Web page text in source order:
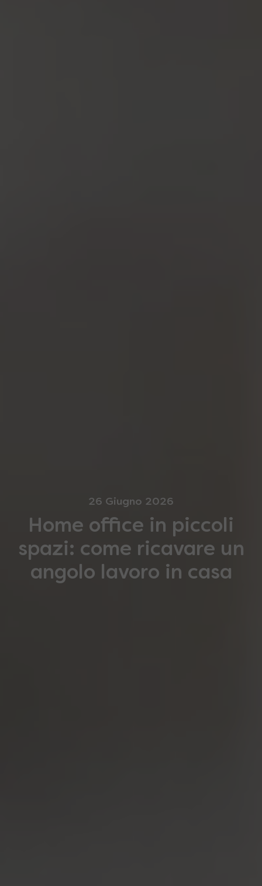
26 Giugno 2026
Home office in piccoli
spazi: come ricavare un
angolo lavoro in casa